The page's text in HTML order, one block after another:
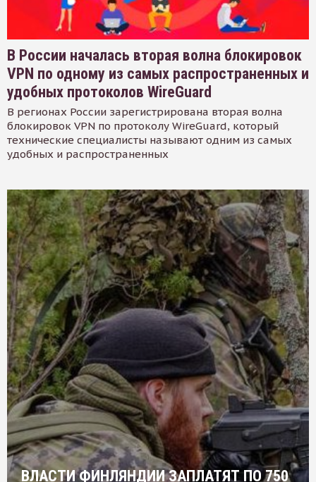
В России началась вторая волна блокировок
VPN по одному из самых распространенных и
удобных протоколов WireGuard
В регионах России зарегистрирована вторая волна
блокировок VPN по протоколу WireGuard, который
технические специалисты называют одним из самых
удобных и распространенных
ВЛАСТИ ФИНЛЯНДИИ ЗАПЛАТЯТ ПО 750